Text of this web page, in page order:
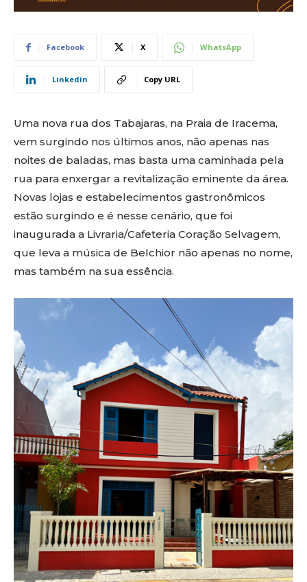
Facebook X WhatsApp
Linkedin Copy URL
Uma nova rua dos Tabajaras, na Praia de Iracema,
vem surgindo nos últimos anos, não apenas nas
noites de baladas, mas basta uma caminhada pela
rua para enxergar a revitalização eminente da área.
Novas lojas e estabelecimentos gastronômicos
estão surgindo e é nesse cenário, que foi
inaugurada a Livraria/Cafeteria Coração Selvagem,
que leva a música de Belchior não apenas no nome,
mas também na sua essência.